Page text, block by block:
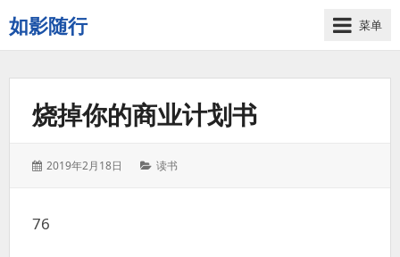
如影随行
如
果
菜单
烧掉你的商业计划书
发
2019年2月18日
分
读书
76